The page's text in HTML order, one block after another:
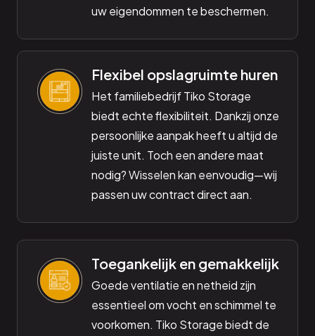
uw eigendommen te beschermen.
Flexibel opslagruimte huren
Het familiebedrijf Tiko Storage
biedt echte flexibiliteit. Dankzij onze
persoonlijke aanpak heeft u altijd de
juiste unit. Toch een andere maat
nodig? Wisselen kan eenvoudig—wij
passen uw contract direct aan.
Toegankelijk en gemakkelijk
Goede ventilatie en netheid zijn
essentieel om vocht en schimmel te
voorkomen. Tiko Storage biedt de